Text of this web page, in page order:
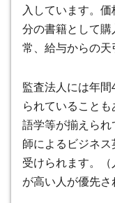
入しています。
分の書籍として購
常、給与からの天
監査法人には年
られていることも
語学等が揃えら
師によるビジネ
受けられます。
が高い人が優先さ